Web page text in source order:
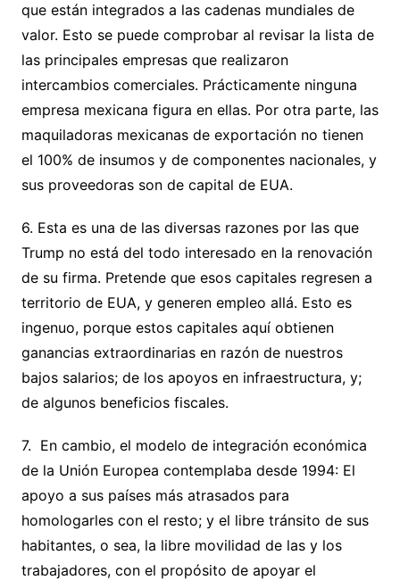
que están integrados a las cadenas mundiales de
valor. Esto se puede comprobar al revisar la lista de
las principales empresas que realizaron
intercambios comerciales. Prácticamente ninguna
empresa mexicana figura en ellas. Por otra parte, las
maquiladoras mexicanas de exportación no tienen
el 100% de insumos y de componentes nacionales, y
sus proveedoras son de capital de EUA.
6. Esta es una de las diversas razones por las que
Trump no está del todo interesado en la renovación
de su firma. Pretende que esos capitales regresen a
territorio de EUA, y generen empleo allá. Esto es
ingenuo, porque estos capitales aquí obtienen
ganancias extraordinarias en razón de nuestros
bajos salarios; de los apoyos en infraestructura, y;
de algunos beneficios fiscales.
7. En cambio, el modelo de integración económica
de la Unión Europea contemplaba desde 1994: El
apoyo a sus países más atrasados para
homologarles con el resto; y el libre tránsito de sus
habitantes, o sea, la libre movilidad de las y los
trabajadores, con el propósito de apoyar el